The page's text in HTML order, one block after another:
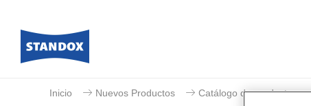
Inicio Nuevos Productos Catálogo de productos